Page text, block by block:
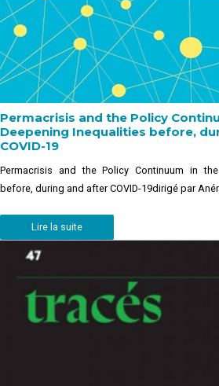
Permacrisis and the Policy
Deepening Inequalities before,
COVID-19
Permacrisis and the Policy Continuum in
before, during and after COVID-19dirigé par
Lire la suite